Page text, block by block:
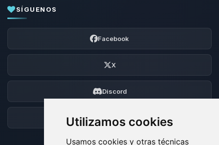
Utilizamos cookies
Usamos cookies y otras técnicas
SÍGUENOS
Facebook
X
Discord
Foro